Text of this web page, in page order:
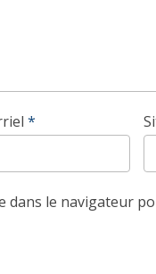
*
le navigateur